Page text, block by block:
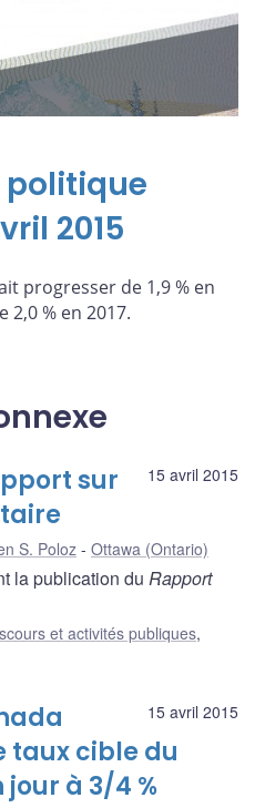
politique
2015
progresser de 1,9 % en
2,0 % en 2017.
15 avril 2015
sur
S. Poloz Ottawa (Ontario)
la publication du Rapport
et activités publiques,
15 avril 2015
taux cible du
à 3/4 %